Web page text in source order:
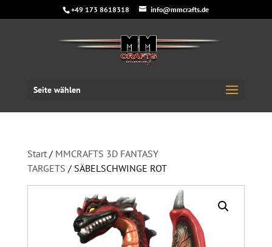
+49 173 8618318 info@mmcrafts.de
Seite wählen
Start/ MMCRAFTS 3D FANTASY
TARGETS / SÄBELSCHWINGE ROT